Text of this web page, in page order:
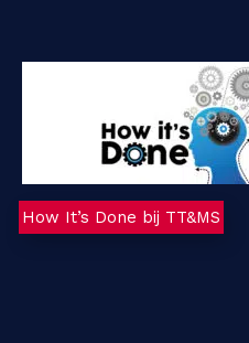
How It’s Done bij TT&MS